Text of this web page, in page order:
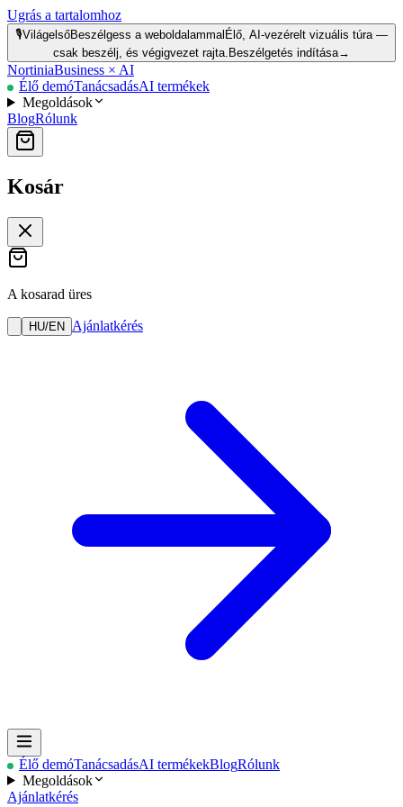
Ugrás a tartalomhoz
🎙️VilágelsőBeszélgess a weboldalammal Élő, AI-vezérelt vizuális túra —
csak beszélj, és végigvezet rajta. Beszélgetés indítása→
NortiniaBusiness × AI
Élő demóTanácsadásAI termékek
Megoldások
BlogRólunk
Kosár
A kosarad üres
HU/EN Ajánlatkérés
Élő demóTanácsadásAI termékekBlogRólunk
Megoldások
Ajánlatkérés